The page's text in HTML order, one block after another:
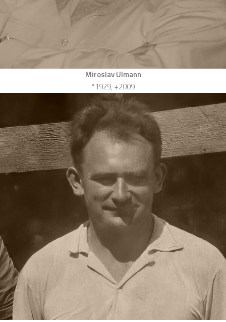
Miroslav Ulmann
*1929, +2009